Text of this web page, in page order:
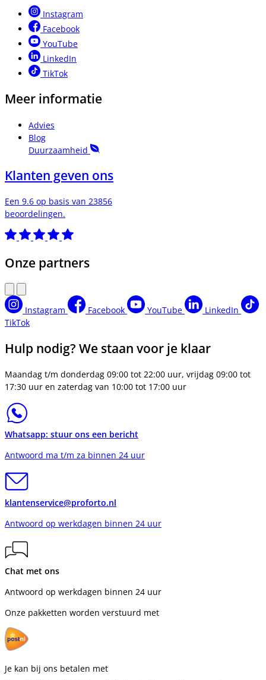
Instagram
Facebook
YouTube
LinkedIn
TikTok
Meer informatie
Advies
Blog
Duurzaamheid
Klanten geven ons
Een 9.6 op basis van 23856
beoordelingen.
Onze partners
Instagram Facebook YouTube
LinkedIn
TikTok
Hulp nodig? We staan voor je klaar
Maandag t/m donderdag 09:00 tot 22:00 uur, vrijdag 09:00 tot
17:30 uur en zaterdag van 10:00 tot 17:00 uur
Whatsapp: stuur ons een bericht
Antwoord ma t/m za binnen 24 uur
klantenservice@proforto.nl
Antwoord op werkdagen binnen 24 uur
Chat met ons
Antwoord op werkdagen binnen 24 uur
Onze pakketten worden verstuurd met
Je kan bij ons betalen met